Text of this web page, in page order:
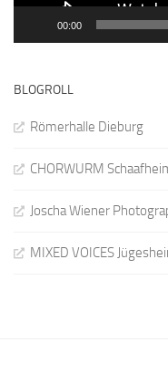
00:00
BLOGROLL
Römerhalle Dieburg
CHORWURM
Joscha Wiener
MIXED VOICES